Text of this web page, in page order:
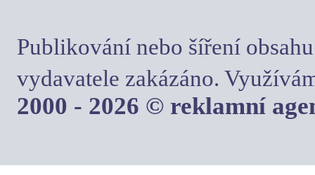
Publikování nebo šíření
vydavatele zakázáno.
2000 - 2026 © reklamní